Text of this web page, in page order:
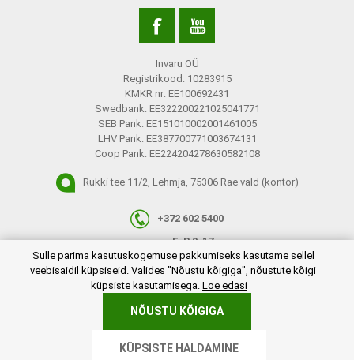
Invaru OÜ
Registrikood: 10283915
KMKR nr: EE100692431
Swedbank: EE322200221025041771
SEB Pank: EE151010002001461005
LHV Pank: EE387700771003674131
Coop Pank: EE224204278630582108
Rukki tee 11/2, Lehmja, 75306 Rae vald (kontor)
+372 602 5400
E-R 9-17
info@invaru.ee
Powered bynopCommerce
Sulle parima kasutuskogemuse pakkumiseks kasutame sellel
veebisaidil küpsiseid. Valides "Nõustu kõigiga", nõustute kõigi
küpsiste kasutamisega. Loe edasi
NÕUSTU KÕIGIGA
KÜPSISTE HALDAMINE